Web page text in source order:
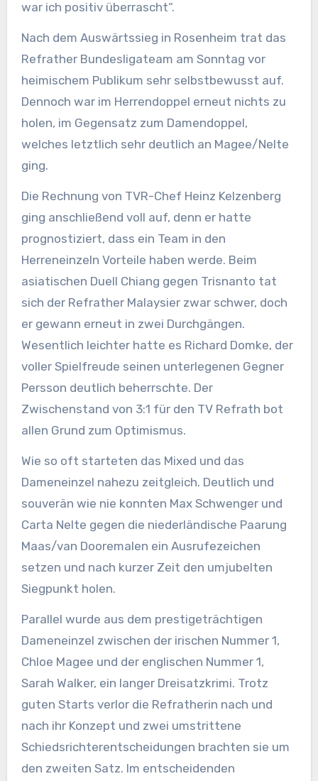
war ich positiv überrascht“.
Nach dem Auswärtssieg in Rosenheim trat das
Refrather Bundesligateam am Sonntag vor
heimischem Publikum sehr selbstbewusst auf.
Dennoch war im Herrendoppel erneut nichts zu
holen, im Gegensatz zum Damendoppel,
welches letztlich sehr deutlich an Magee/Nelte
ging.
Die Rechnung von TVR-Chef Heinz Kelzenberg
ging anschließend voll auf, denn er hatte
prognostiziert, dass ein Team in den
Herreneinzeln Vorteile haben werde. Beim
asiatischen Duell Chiang gegen Trisnanto tat
sich der Refrather Malaysier zwar schwer, doch
er gewann erneut in zwei Durchgängen.
Wesentlich leichter hatte es Richard Domke, der
voller Spielfreude seinen unterlegenen Gegner
Persson deutlich beherrschte. Der
Zwischenstand von 3:1 für den TV Refrath bot
allen Grund zum Optimismus.
Wie so oft starteten das Mixed und das
Dameneinzel nahezu zeitgleich. Deutlich und
souverän wie nie konnten Max Schwenger und
Carta Nelte gegen die niederländische Paarung
Maas/van Dooremalen ein Ausrufezeichen
setzen und nach kurzer Zeit den umjubelten
Siegpunkt holen.
Parallel wurde aus dem prestigeträchtigen
Dameneinzel zwischen der irischen Nummer 1,
Chloe Magee und der englischen Nummer 1,
Sarah Walker, ein langer Dreisatzkrimi. Trotz
guten Starts verlor die Refratherin nach und
nach ihr Konzept und zwei umstrittene
Schiedsrichterentscheidungen brachten sie um
den zweiten Satz. Im entscheidenden